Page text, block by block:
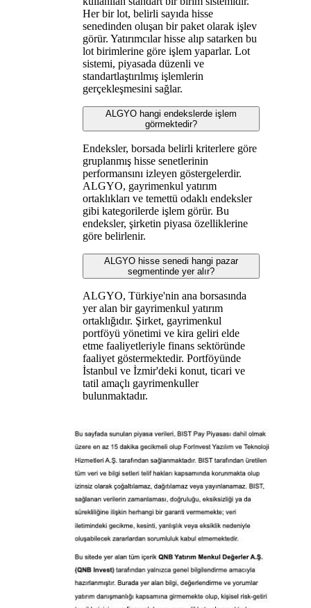
Her bir lot, belirli sayıda hisse
senedinden oluşan bir paket olarak işlev
görür. Yatırımcılar hisse alıp satarken bu
lot birimlerine göre işlem yaparlar. Lot
sistemi, piyasada düzenli ve
standartlaştırılmış işlemlerin
gerçekleşmesini sağlar.
ALGYO hangi endekslerde işlem
görmektedir?
Endeksler, borsada belirli kriterlere göre
gruplanmış hisse senetlerinin
performansını izleyen göstergelerdir.
ALGYO, gayrimenkul yatırım
ortaklıkları ve temettü odaklı endeksler
gibi kategorilerde işlem görür. Bu
endeksler, şirketin piyasa özelliklerine
göre belirlenir.
ALGYO hisse senedi hangi pazar
segmentinde yer alır?
ALGYO, Türkiye'nin ana borsasında
yer alan bir gayrimenkul yatırım
ortaklığıdır. Şirket, gayrimenkul
portföyü yönetimi ve kira geliri elde
etme faaliyetleriyle finans sektöründe
faaliyet göstermektedir. Portföyünde
İstanbul ve İzmir'deki konut, ticari ve
tatil amaçlı gayrimenkuller
bulunmaktadır.